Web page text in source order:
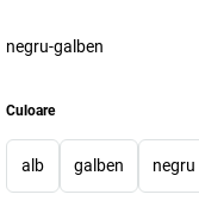
negru-galben
Culoare
alb galben negru